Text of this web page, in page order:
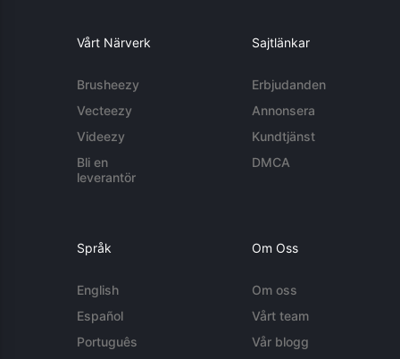
Vårt Närverk
Brusheezy
Vecteezy
Videezy
Bli en
leverantör
Sajtlänkar
Erbjudanden
Annonsera
Kundtjänst
DMCA
Språk
English
Español
Português
Om Oss
Om oss
Vårt team
Vår blogg